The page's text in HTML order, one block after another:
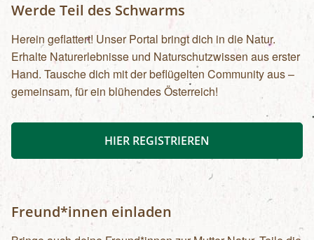
Werde Teil des Schwarms
Herein geflattert! Unser Portal bringt dich in die Natur.
Erhalte Naturerlebnisse und Naturschutzwissen aus erster
Hand. Tausche dich mit der beflügelten Community aus –
gemeinsam, für ein blühendes Österreich!
HIER REGISTRIEREN
Freund*innen einladen